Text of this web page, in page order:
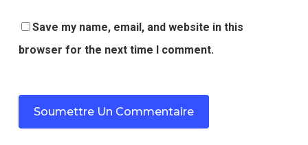
Save my name, email, and website in this
browser for the next time I comment.